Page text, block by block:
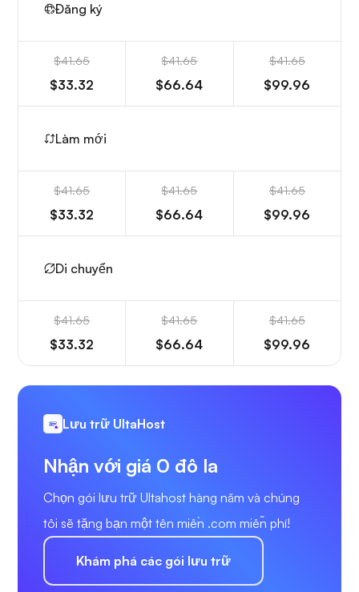
Đăng ký
$41.65
$33.32
$41.65
$66.64
$41.65
$99.96
Làm mới
$41.65
$33.32
$41.65
$66.64
$41.65
$99.96
Di chuyển
$41.65
$33.32
$41.65
$66.64
$41.65
$99.96
Lưu trữ UltaHost
Nhận với giá 0 đô la
Chọn gói lưu trữ Ultahost hàng năm và chúng
tôi sẽ tặng bạn một tên miền .com miễn phí!
Khám phá các gói lưu trữ